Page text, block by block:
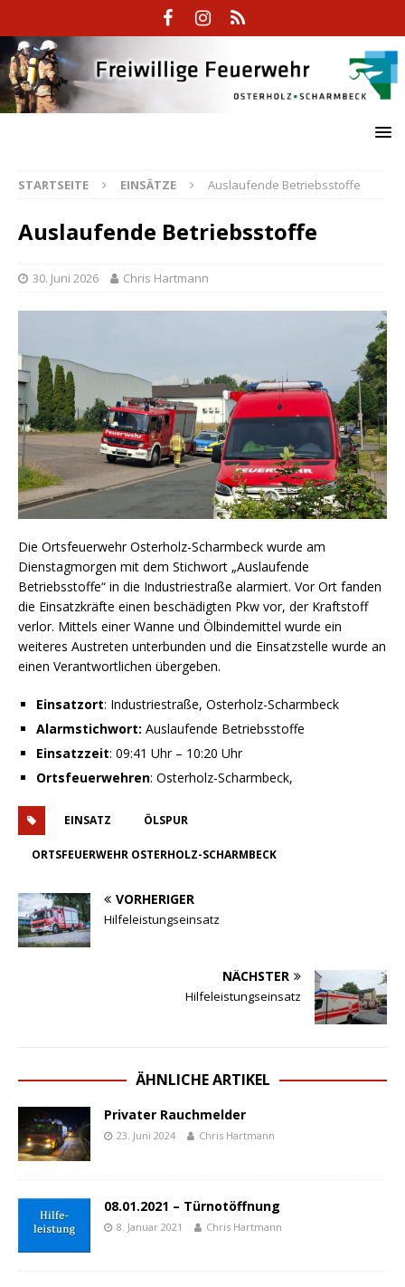
STARTSEITE EINSÄTZE Auslaufende Betriebsstoffe
Auslaufende Betriebsstoffe
30. Juni 2026 Chris Hartmann
Die Ortsfeuerwehr Osterholz-Scharmbeck wurde am
Dienstagmorgen mit dem Stichwort „Auslaufende
Betriebsstoffe“ in die Industriestraße alarmiert. Vor Ort fanden
die Einsatzkräfte einen beschädigten Pkw vor, der Kraftstoff
verlor. Mittels einer Wanne und Ölbindemittel wurde ein
weiteres Austreten unterbunden und die Einsatzstelle wurde an
einen Verantwortlichen übergeben.
Einsatzort: Industriestraße, Osterholz-Scharmbeck
Alarmstichwort: Auslaufende Betriebsstoffe
Einsatzzeit: 09:41 Uhr – 10:20 Uhr
Ortsfeuerwehren: Osterholz-Scharmbeck,
EINSATZ ÖLSPUR
ORTSFEUERWEHR OSTERHOLZ-SCHARMBECK
VORHERIGER
Hilfeleistungseinsatz
NÄCHSTER
Hilfeleistungseinsatz
ÄHNLICHE ARTIKEL
Privater Rauchmelder
23. Juni 2024 Chris Hartmann
08.01.2021 – Türnotöffnung
8. Januar 2021 Chris Hartmann